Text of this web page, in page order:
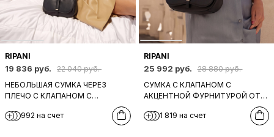
RIPANI
19 836 руб.
22 040 руб.
НЕБОЛЬШАЯ СУМКА ЧЕРЕЗ
ПЛЕЧО С КЛАПАНОМ С
АКЦЕНТНОЙ ФУРНИТУРОЙ ОТ
RIPANI ИЗ ГЛАДКОЙ
992 на счет
RIPANI
25 992 руб.
28 880 руб.
СУМКА С КЛАПАНОМ С
АКЦЕНТНОЙ ФУРНИТУРОЙ ОТ
НАТУРАЛЬНОЙ КОЖИ ЧЕРНОГО
1 819 на счет